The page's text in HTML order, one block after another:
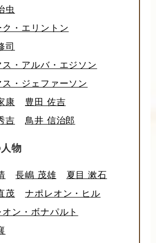
虫
ク・エリントン
司
ス・アルバ・エジソン
ス・ジェファーソン
康
豊田 佐吉
吉
鳥井 信治郎
物
長嶋 茂雄
夏目 漱石
茂
ナポレオン・ヒル
ン・ボナパルト